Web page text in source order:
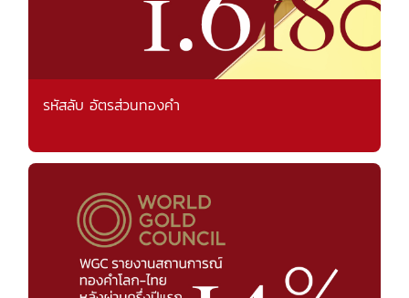
รหัสลับ อัตรส่วนทองคำ